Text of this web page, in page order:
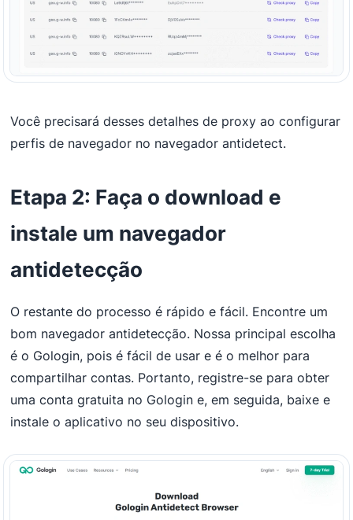
Você precisará desses detalhes de proxy ao configurar
perfis de navegador no navegador antidetect.
Etapa 2: Faça o download e
instale um navegador
antidetecção
O restante do processo é rápido e fácil. Encontre um
bom navegador antidetecção. Nossa principal escolha
é o Gologin, pois é fácil de usar e é o melhor para
compartilhar contas. Portanto, registre-se para obter
uma conta gratuita no Gologin e, em seguida, baixe e
instale o aplicativo no seu dispositivo.